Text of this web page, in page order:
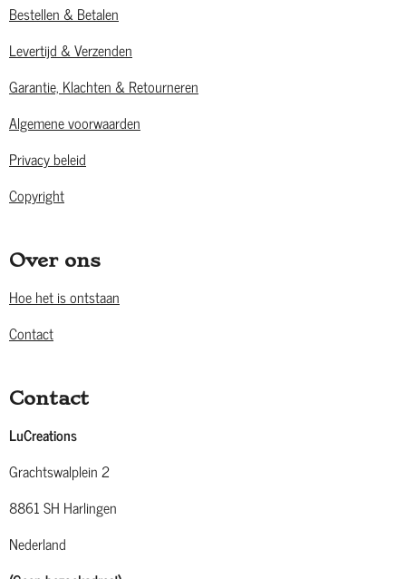
Bestellen & Betalen
Levertijd & Verzenden
Garantie, Klachten & Retourneren
Algemene voorwaarden
Privacy beleid
Copyright
Over ons
Hoe het is ontstaan
Contact
Contact
LuCreations
Grachtswalplein 2
8861 SH Harlingen
Nederland